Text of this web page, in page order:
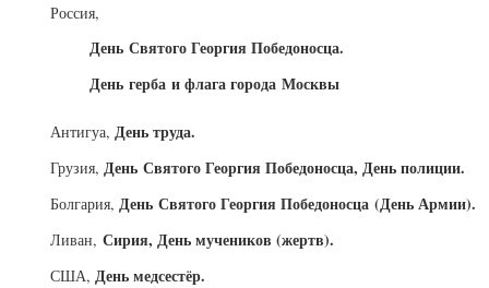
Россия,
День Святого Георгия Победоносца.
День герба и флага города Москвы
Антигуа, День труда.
Грузия, День Святого Георгия Победоносца, День полиции.
Болгария, День Святого Георгия Победоносца (День Армии).
Ливан, Сирия, День мучеников (жертв).
США, День медсестёр.